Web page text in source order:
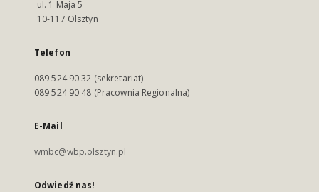
ul. 1 Maja 5
10-117 Olsztyn
Telefon
089 524 90 32 (sekretariat)
089 524 90 48 (Pracownia Regionalna)
E-Mail
wmbc@wbp.olsztyn.pl
Odwiedź nas!